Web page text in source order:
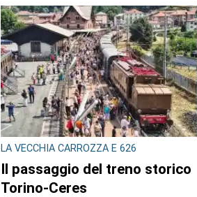
LA VECCHIA CARROZZA E 626
Il passaggio del treno storico
Torino-Ceres